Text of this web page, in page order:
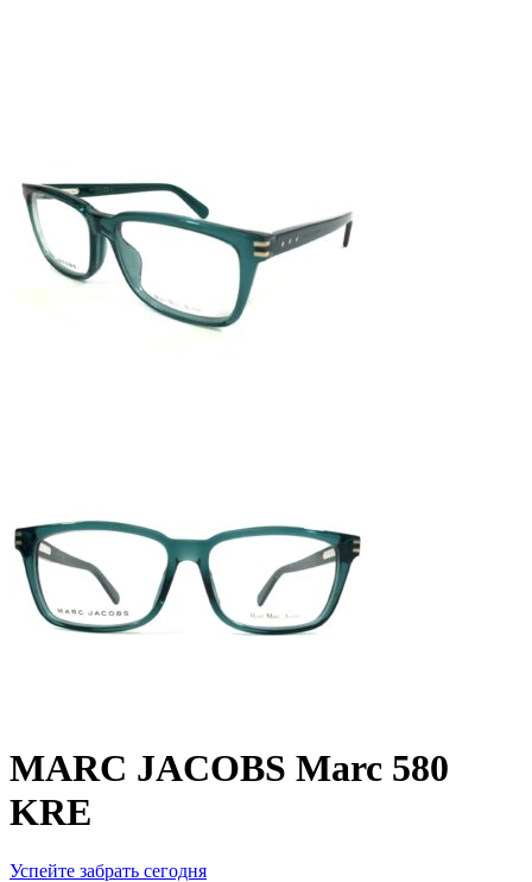
MARC JACOBS Marc 580
KRE
Успейте забрать сегодня